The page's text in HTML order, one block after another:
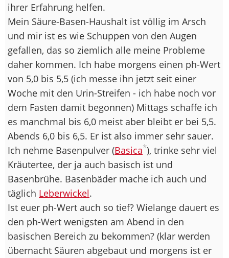
ihrer Erfahrung helfen.
Mein Säure-Basen-Haushalt ist völlig im Arsch
und mir ist es wie Schuppen von den Augen
gefallen, das so ziemlich alle meine Probleme
daher kommen. Ich habe morgens einen ph-Wert
von 5,0 bis 5,5 (ich messe ihn jetzt seit einer
Woche mit den Urin-Streifen - ich habe noch vor
dem Fasten damit begonnen) Mittags schaffe ich
es manchmal bis 6,0 meist aber bleibt er bei 5,5.
Abends 6,0 bis 6,5. Er ist also immer sehr sauer.
Ich nehme Basenpulver (Basica*), trinke sehr viel
Kräutertee, der ja auch basisch ist und
Basenbrühe. Basenbäder mache ich auch und
täglich Leberwickel.
Ist euer ph-Wert auch so tief? Wielange dauert es
den ph-Wert wenigsten am Abend in den
basischen Bereich zu bekommen? (klar werden
übernacht Säuren abgebaut und morgens ist er